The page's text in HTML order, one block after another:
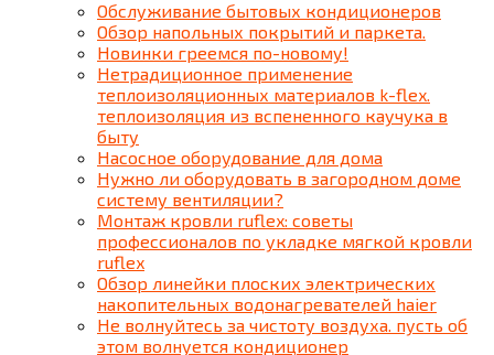
Обслуживание бытовых кондиционеров
Обзор напольных покрытий и паркета.
Новинки греемся по-новому!
Нетрадиционное применение
теплоизоляционных материалов k-flex.
теплоизоляция из вспененного каучука в
быту
Насосное оборудование для дома
Нужно ли оборудовать в загородном доме
систему вентиляции?
Монтаж кровли ruflex: советы
профессионалов по укладке мягкой кровли
ruflex
Обзор линейки плоских электрических
накопительных водонагревателей haier
Не волнуйтесь за чистоту воздуха. пусть об
этом волнуется кондиционер